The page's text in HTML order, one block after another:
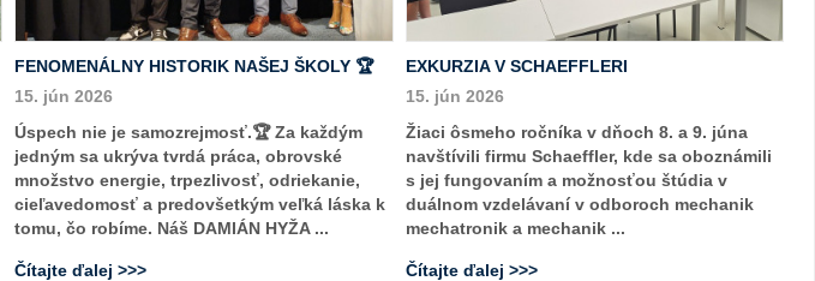
FENOMENÁLNY HISTORIK NAŠEJ ŠKOLY 🏆
15. jún 2026
Úspech nie je samozrejmosť.🏆 Za každým
jedným sa ukrýva tvrdá práca, obrovské
množstvo energie, trpezlivosť, odriekanie,
cieľavedomosť a predovšetkým veľká láska k
tomu, čo robíme. Náš DAMIÁN HYŽA ...
Čítajte ďalej >>>
EXKURZIA V SCHAEFFLERI
15. jún 2026
Žiaci ôsmeho ročníka v dňoch 8. a 9. júna
navštívili firmu Schaeffler, kde sa oboznámili
s jej fungovaním a možnosťou štúdia v
duálnom vzdelávaní v odboroch mechanik
mechatronik a mechanik ...
Čítajte ďalej >>>